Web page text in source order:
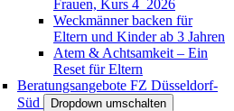
Frauen, Kurs 4_2026
Weckmänner backen für
Eltern und Kinder ab 3 Jahren
Atem & Achtsamkeit – Ein
Reset für Eltern
Beratungsangebote FZ Düsseldorf-
Süd
Dropdown umschalten